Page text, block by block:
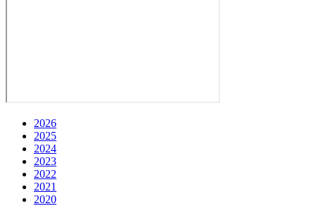
2026
2025
2024
2023
2022
2021
2020